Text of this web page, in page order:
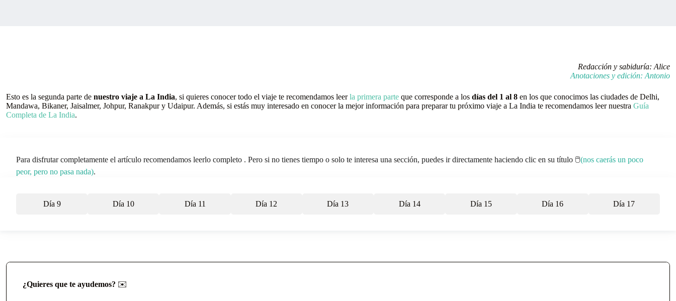
Redacción y sabiduría: Alice
Anotaciones y edición: Antonio
Esto es la segunda parte de nuestro viaje a La India, si quieres conocer todo el viaje te recomendamos leerla primera parte que corresponde a los días del 1 al 8 en los que conocimos las ciudades de Delhi,
Mandawa, Bikaner, Jaisalmer, Johpur, Ranakpur y Udaipur. Además, si estás muy interesado en conocer la mejor información para preparar tu próximo viaje a La India te recomendamos leer nuestra Guía
Completa de La India.
Para disfrutar completamente el artículo recomendamos leerlo completo . Pero si no tienes tiempo o solo te interesa una sección, puedes ir directamente haciendo clic en su título 🖱️(nos caerás un poco
peor, pero no pasa nada).
Día 9 Día 10 Día 11 Día 12 Día 13 Día 14 Día 15 Día 16 Día 17
¿Quieres que te ayudemos? ✉️